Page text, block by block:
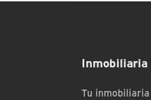
Inmobiliaria
Tu